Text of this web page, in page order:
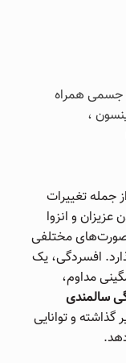
جسمی همراه
،
جمله تغییرات
و انزوا
صورت‌های مختلفی
افسردگی، یک
مداوم،
سالمندی
گذاشته و توانایی